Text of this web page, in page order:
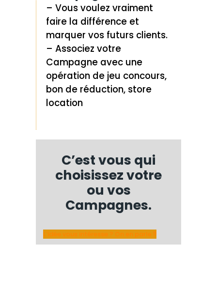
– Vous voulez vraiment
faire la différence et
marquer vos futurs clients.
– Associez votre
Campagne avec une
opération de jeu concours,
bon de réduction, store
location
C’est vous qui
choisissez votre
ou vos
Campagnes.
L'idée vous intéresse ? On en parle ?